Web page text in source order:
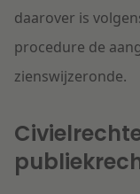
daarover is
procedure de
zienswijzeronde.